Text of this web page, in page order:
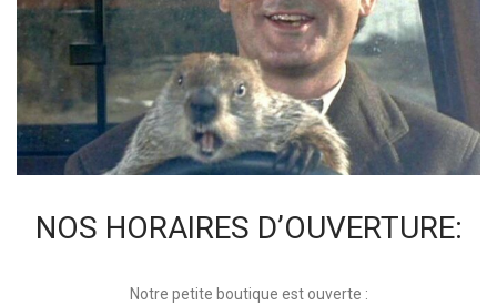
NOS HORAIRES D’OUVERTURE:
Notre petite boutique est ouverte :